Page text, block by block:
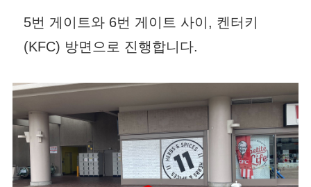
5번 게이트와 6번 게이트 사이, 켄터키
(KFC) 방면으로 진행합니다.